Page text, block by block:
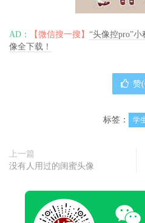
AD： 【微信搜一搜】 “头像控pro”
像全下载！
赞(
标签： 学
上一篇
没有人用过的闺蜜头像